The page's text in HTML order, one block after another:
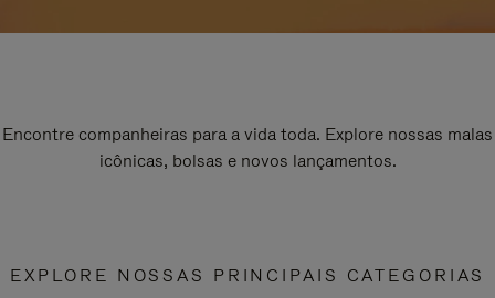
Encontre companheiras para a vida toda. Explore nossas malas
icônicas, bolsas e novos lançamentos.
EXPLORE NOSSAS PRINCIPAIS CATEGORIAS